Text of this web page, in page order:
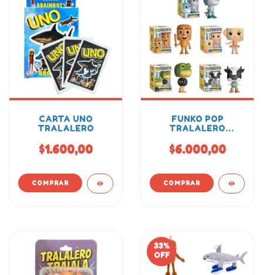
CARTA UNO
TRALALERO
$1.600,00
FUNKO POP
TRALALERO
$6.000,00
33%
OFF